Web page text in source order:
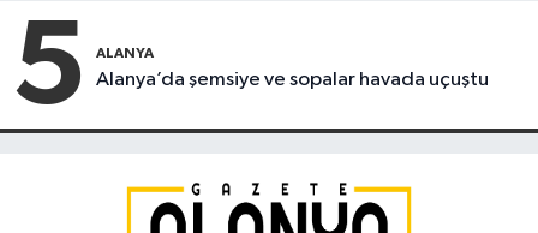
5 ALANYA
Alanya’da şemsiye ve sopalar havada uçuştu